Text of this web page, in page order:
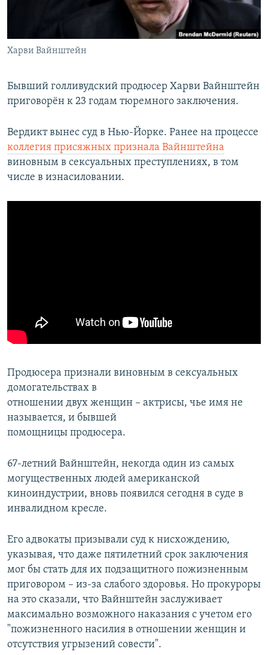
English
Все сайты Радио Азатутюн
Харви Вайнштейн
Бывший голливудский продюсер Харви Вайнштейн
приговорён к 23 годам тюремного заключения.
Вердикт вынес суд в Нью-Йорке. Ранее на процессе
коллегия присяжных признала Вайнштейна
виновным в сексуальных преступлениях, в том
числе в изнасиловании.
Продюсера признали виновным в сексуальных
домогательствах в
отношении двух женщин – актрисы, чье имя не
называется, и бывшей
помощницы продюсера.
67-летний Вайнштейн, некогда один из самых
могущественных людей американской
киноиндустрии, вновь появился сегодня в суде в
инвалидном кресле.
Его адвокаты призывали суд к нисхождению,
указывая, что даже пятилетний срок заключения
мог бы стать для их подзащитного пожизненным
приговором – из-за слабого здоровья. Но прокуроры
на это сказали, что Вайнштейн заслуживает
максимально возможного наказания с учетом его
"пожизненного насилия в отношении женщин и
отсутствия угрызений совести".